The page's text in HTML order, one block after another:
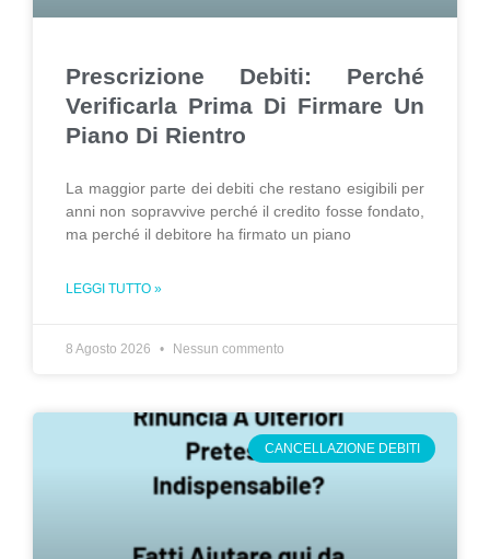
Prescrizione Debiti: Perché
Verificarla Prima Di Firmare Un
Piano Di Rientro
La maggior parte dei debiti che restano esigibili per
anni non sopravvive perché il credito fosse fondato,
ma perché il debitore ha firmato un piano
LEGGI TUTTO »
8 Agosto 2026 Nessun commento
CANCELLAZIONE DEBITI